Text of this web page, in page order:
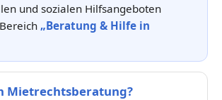
und sozialen Hilfsangeboten
„Beratung & Hilfe in
Mietrechtsberatung?